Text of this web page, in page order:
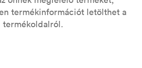
termékinformációt letölthet a
termékoldalról.